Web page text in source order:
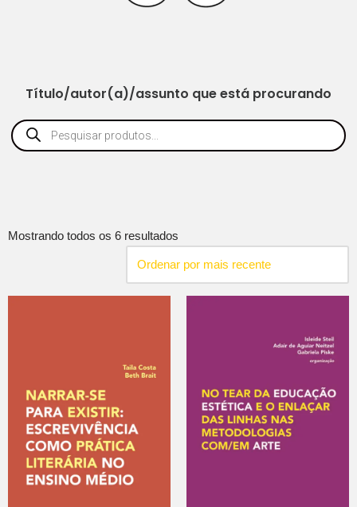
Título/autor(a)/assunto que está procurando
Mostrando todos os 6 resultados